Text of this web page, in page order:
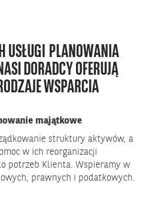
USŁUGI PLANOWANIA
DORADCY OFERUJĄ
WSPARCIA
majątkowe
struktury aktywów, a
w ich reorganizacji
potrzeb Klienta. Wspieramy w
prawnych i podatkowych.